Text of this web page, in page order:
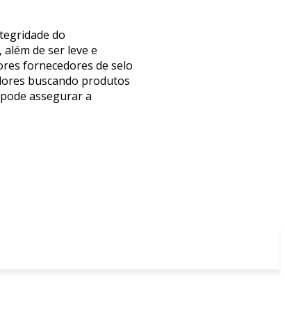
do
de ser leve e
fornecedores de selo
buscando produtos
assegurar a